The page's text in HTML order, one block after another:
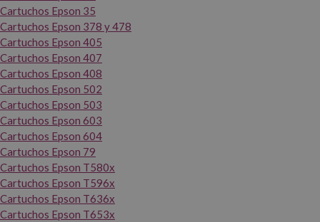
Cartuchos Epson 35
Cartuchos Epson 378 y 478
Cartuchos Epson 405
Cartuchos Epson 407
Cartuchos Epson 408
Cartuchos Epson 502
Cartuchos Epson 503
Cartuchos Epson 603
Cartuchos Epson 604
Cartuchos Epson 79
Cartuchos Epson T580x
Cartuchos Epson T596x
Cartuchos Epson T636x
Cartuchos Epson T653x